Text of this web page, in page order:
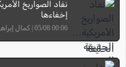
نفاد الصواريخ
إخفاءها
00:06 05/08 | كمال إبراهيم